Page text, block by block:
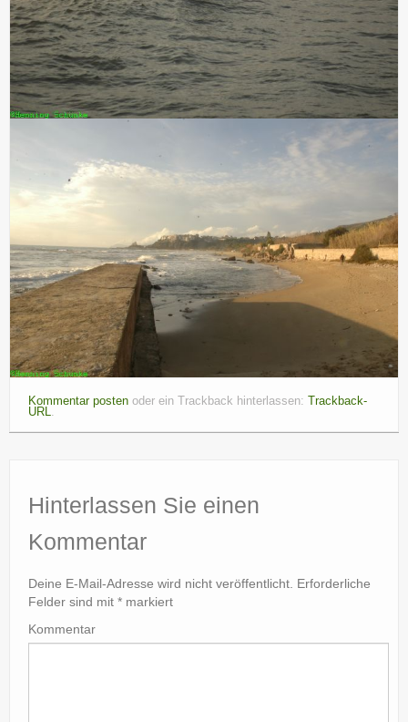
Kommentar posten oder ein Trackback hinterlassen:
Trackback-
URL.
Hinterlassen Sie einen
Kommentar
Deine E-Mail-Adresse wird nicht veröffentlicht. Erforderliche
Felder sind mit * markiert
Kommentar